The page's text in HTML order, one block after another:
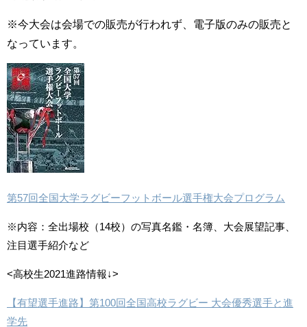
※今大会は会場での販売が行われず、電子版のみの販売と
なっています。
第57回全国大学ラグビーフットボール選手権大会プログラム
※内容： 全出場校（14校）の写真名鑑・名簿、大会展望記事、
注目選手紹介など
<高校生2021進路情報↓>
【有望選手進路】第100回全国高校ラグビー 大会優秀選手と進
学先